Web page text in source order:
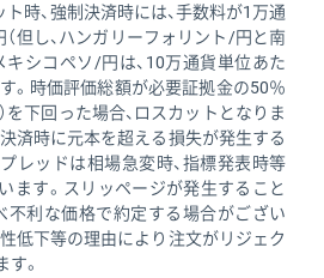
時、強制決済時には、手数料が1万通
但し、ハンガリーフォリント/円と南
シコペソ/円は、10万通貨単位あた
。時価評価総額が必要証拠金の50％
を下回った場合、ロスカットとなりま
済時に元本を超える損失が発生する
レッドは相場急変時、指標発表時等
ます。スリッページが発生すること
不利な価格で約定する場合がござい
性低下等の理由により注文がリジェク
。